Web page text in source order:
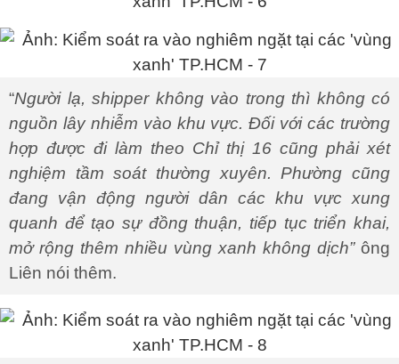
“Người lạ, shipper không vào trong thì không có
nguồn lây nhiễm vào khu vực. Đối với các trường
hợp được đi làm theo Chỉ thị 16 cũng phải xét
nghiệm tầm soát thường xuyên. Phường cũng
đang vận động người dân các khu vực xung
quanh để tạo sự đồng thuận, tiếp tục triển khai,
mở rộng thêm nhiều vùng xanh không dịch”ông
Liên nói thêm.